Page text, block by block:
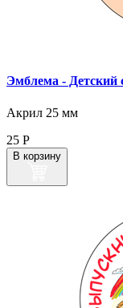
Эмблема ‑ Детский
Акрил 25 мм
25 Р
В корзину